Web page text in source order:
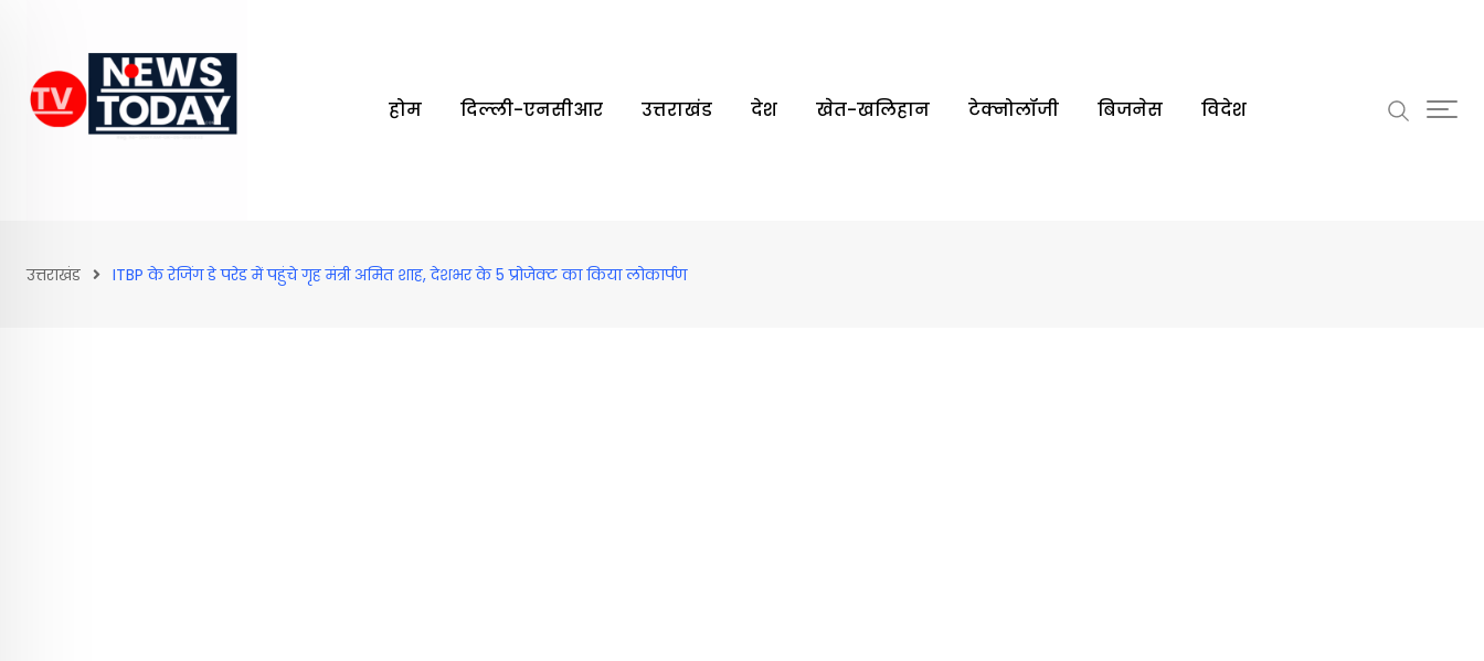
content
होम दिल्‍ली-एनसीआर उत्तराखंड देश खेत-खलिहान टेक्नोलॉजी बिजनेस विदेश
उत्तराखंड ITBP के रेजिंग डे परेड में पहुंचे गृह मंत्री अमित शाह, देशभर के 5 प्रोजेक्ट का किया लोकार्पण